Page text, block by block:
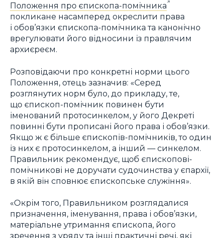
Положення про єпископа-помічника
покликане насамперед окреслити права
і обов’язки єпископа-помічника та канонічно
врегулювати його відносини із правлячим
архиєреєм.
Розповідаючи про конкретні норми цього
Положення, отець зазначив: «Серед
розглянутих норм було, до прикладу, те,
що єпископ-помічник повинен бути
іменований протосинкелом, у його Декреті
повинні бути прописані його права і обов’язки.
Якщо ж є більше єпископів-помічників, то один
із них є протосинкелом, а інший — синкелом.
Правильник рекомендує, щоб єпископові-
помічникові не доручати судочинства у єпархії,
в якій він сповнює єпископське служіння».
«Окрім того, Правильником розглядалися
призначення, іменування, права і обов’язки,
матеріальне утримання єпископа, його
зречення з уряду та інші практичні речі, які